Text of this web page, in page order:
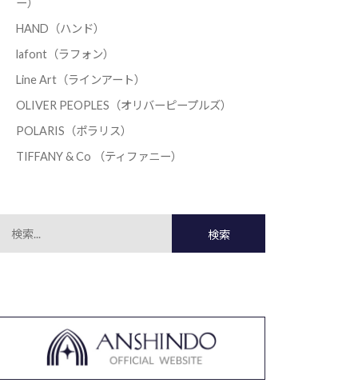
ー）
HAND（ハンド）
lafont（ラフォン）
Line Art（ラインアート）
OLIVER PEOPLES（オリバーピープルズ）
POLARIS（ポラリス）
TIFFANY & Co （ティファニー）